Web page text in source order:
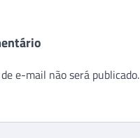
e-mail não será publicado.